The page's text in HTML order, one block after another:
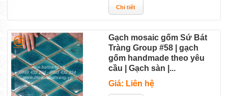
Gạch mosaic gốm Sứ Bát
Tràng Group #58 | gạch
gốm handmade theo yêu
cầu | Gạch sàn |...
Giá: Liên hệ